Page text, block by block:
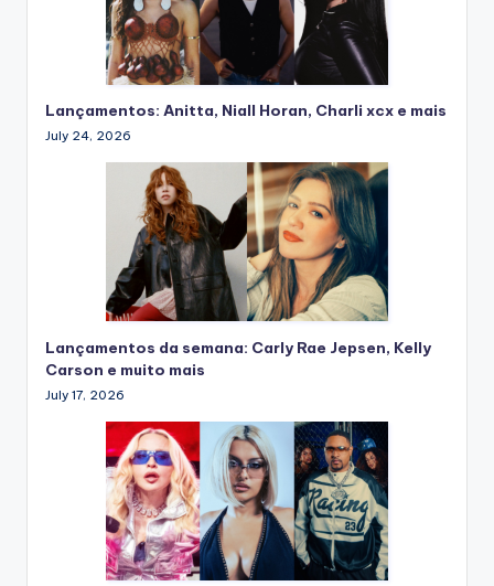
Lançamentos: Anitta, Niall Horan, Charli xcx e mais
July 24, 2026
Lançamentos da semana: Carly Rae Jepsen, Kelly
Carson e muito mais
July 17, 2026